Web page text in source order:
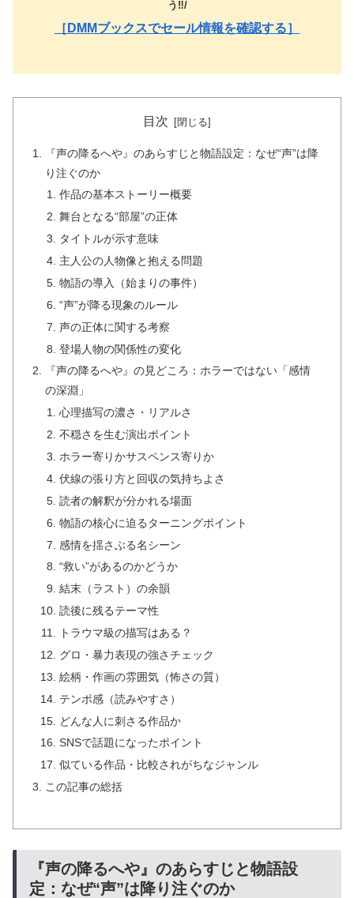
う‼️/
［DMMブックスでセール情報を確認する］
目次
『声の降るへや』のあらすじと物語設定：なぜ“声”は降
り注ぐのか
作品の基本ストーリー概要
舞台となる“部屋”の正体
タイトルが示す意味
主人公の人物像と抱える問題
物語の導入（始まりの事件）
“声”が降る現象のルール
声の正体に関する考察
登場人物の関係性の変化
『声の降るへや』の見どころ：ホラーではない「感情
の深淵」
心理描写の濃さ・リアルさ
不穏さを生む演出ポイント
ホラー寄りかサスペンス寄りか
伏線の張り方と回収の気持ちよさ
読者の解釈が分かれる場面
物語の核心に迫るターニングポイント
感情を揺さぶる名シーン
“救い”があるのかどうか
結末（ラスト）の余韻
読後に残るテーマ性
トラウマ級の描写はある？
グロ・暴力表現の強さチェック
絵柄・作画の雰囲気（怖さの質）
テンポ感（読みやすさ）
どんな人に刺さる作品か
SNSで話題になったポイント
似ている作品・比較されがちなジャンル
この記事の総括
『声の降るへや』のあらすじと物語設
定：なぜ“声”は降り注ぐのか